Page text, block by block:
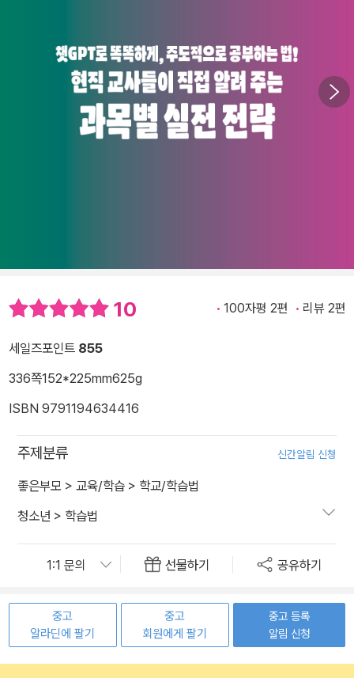
10 100자평 2편 리뷰 2편
세일즈포인트 855
336쪽152*225mm625g
ISBN 9791194634416
주제분류 신간알림 신청
좋은부모 > 교육/학습 > 학교/학습법
청소년 > 학습법
선물하기 공유하기
중고
알라딘에 팔기
중고
회원에게 팔기
중고 등록
알림 신청